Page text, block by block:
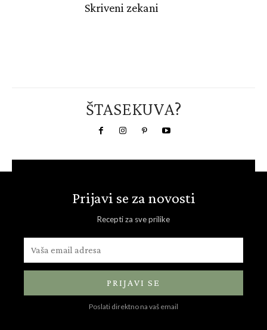
Skriveni zekani
ŠTASEKUVA?
Prijavi se za novosti
Recepti za sve prilike
PRIJAVI SE
Poslati direktno na vaš email